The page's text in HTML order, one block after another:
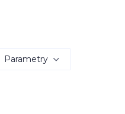
Parametry